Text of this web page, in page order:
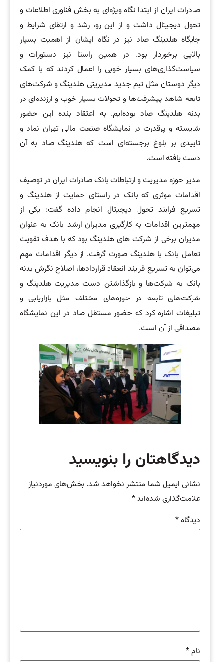
صادرات ایران از ابتدا نگاه ویژه‌ای به بخش فناوری اطلاعات و
تحول دیجیتال داشت و از این رو، رشد و ارتقای شرایط و
جایگاه هلدینگ صاد نیز در نگاه ایشان از اهمیت بسیار
بالایی برخوردار بود. در همین راستا نیز دستورات و
سیاست‌گذاری‌های بسیار خوبی را اعمال کردند که با کمک
دیگر دوستان مثل تیم جدید مدیریتی هلدینگ و شرکت‌های
تابعه شاهد پیشرفت‌ها و تحولات بسیار خوب و ارزنده‌ای در
بدنه هلدینگ صاد بوده‌ایم. به اعتقاد بنده این حضور
شایسته و پرقدرت در نمایشگاه صنعت مالی تهران نماد و
تاییدی بر بلوغ برجسته‌ای است که هلدینگ صاد به آن
دست یافته است.
مدیر حوزه مدیریت و ارتباطات بانک صادرات ایران در توصیف
اقدامات موثری که بانک در راستای حمایت از هلدینگ و
تسریع فرایند تحول دیجیتال انجام داده گفت: یکی از
مهمترین اقدامات به کارگیری مدیران ارشد بانک به عنوان
مدیران برخی از شرکت های هلدینگ بود که با هدف تقویت
تعامل بانک با هلدینگ صورت گرفت. از دیگر اقدامات مهم
می‌توان به تسریع فرایند انعقاد قراردادها، اصلاح نگرش بدنه
بانک به شرکت‌ها و بازگذاشتن دست مدیریت هلدینگ و
شرکت‌های تابعه در حوزه‌های مختلف مثل بازاریابی و
تبلیغات اشاره کرد که حضور مستقل صاد در این نمایشگاه
مصداقی از آن است.
دیدگاهتان را بنویسید
نشانی ایمیل شما منتشر نخواهد شد. بخش‌های موردنیاز
علامت‌گذاری شده‌اند*
دیدگاه*
نام*